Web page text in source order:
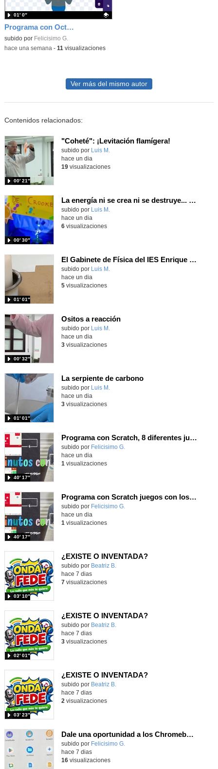
Programa con OctoStudio, un juego homenajeando al House of the dead con Zombies
Contenido educativo.
subido por Felicisimo G.
01′ 0″
-hace una semana - 11 visualizaciones
Ver más del mismo autor
Contenidos relacionados:
"Coheté": ¡Levitación flamígera!
Contenido educativo.
subido por Luis M.
00′ 21″
hace un dia
19visualizaciones
La energía ni se crea ni se destruye... ¡se experimenta! El Tierno en la Feria Madrid es Ciencia 2026
Contenido educativo.
subido por Luis M.
00′ 30″
hace un dia
6visualizaciones
El Gabinete de Física del IES Enrique Tierno Galván de Parla (Curso 25-26)
Contenido educativo.
subido por Luis M.
01′ 01″
hace un dia
5visualizaciones
Ositos a reacción
Contenido educativo.
subido por Luis M.
00′ 32″
hace un dia
3visualizaciones
La serpiente de carbono
Contenido educativo.
subido por Luis M.
01′ 01″
hace un dia
3visualizaciones
Programa con Scratch, 8 diferentes juegos para vivir la emoción de los partidos de España en el mundial 2026
Contenido educativo.
subido por Felicisimo G.
40′ 17″
hace un dia
1 visualizaciones
Programa con Scratch juegos con los partidos del mundial 2026 ganados por España
Contenido educativo.
subido por Felicisimo G.
40′ 17″
hace un dia
1 visualizaciones
¿EXISTE O INVENTADA?
Contenido educativo.
subido por Beatriz B.
03′ 10″
hace 7 dias
7visualizaciones
¿EXISTE O INVENTADA?
Contenido educativo.
subido por Beatriz B.
02′ 01″
hace 7 dias
3visualizaciones
¿EXISTE O INVENTADA?
Contenido educativo.
subido por Beatriz B.
03′ 23″
hace 7 dias
2 visualizaciones
Dale una oportunidad a los Chromebooks y utiliza un proyector para realizar talleres si no tienes pantallas táctiles
Contenido educativo.
subido por Felicisimo G.
hace 7 dias
16visualizaciones